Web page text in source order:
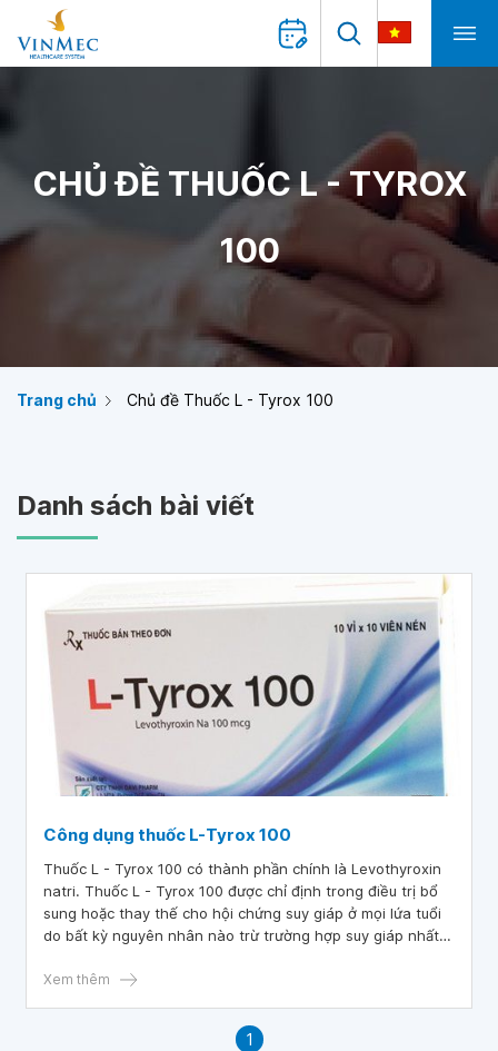
CHỦ ĐỀ THUỐC L - TYROX
100
Trang chủ Chủ đề Thuốc L - Tyrox 100
Danh sách bài viết
Công dụng thuốc L-Tyrox 100
Thuốc L - Tyrox 100 có thành phần chính là Levothyroxin
natri. Thuốc L - Tyrox 100 được chỉ định trong điều trị bổ
sung hoặc thay thế cho hội chứng suy giáp ở mọi lứa tuổi
do bất kỳ nguyên nhân nào trừ trường hợp suy giáp nhất
Xem thêm
1